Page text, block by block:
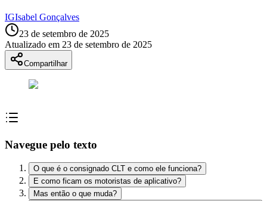
IGIsabel Gonçalves
23 de setembro de 2025
Atualizado em 23 de setembro de 2025
Compartilhar
Navegue pelo texto
O que é o consignado CLT e como ele funciona?
E como ficam os motoristas de aplicativo?
Mas então o que muda?